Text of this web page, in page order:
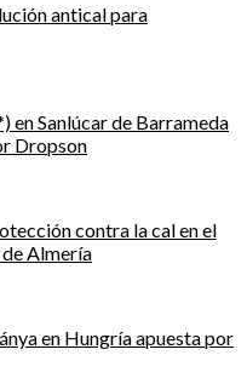
antical para
en Sanlúcar de Barrameda
Dropson
contra la cal en el
Almería
en Hungría apuesta por